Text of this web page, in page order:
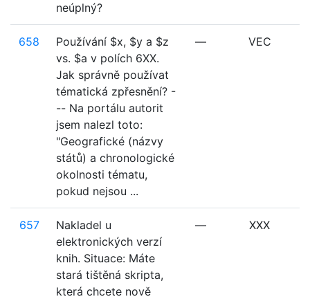
neúplný?
658
Používání $x, $y a $z
vs. $a v polích 6XX.
Jak správně používat
tématická zpřesnění? -
-- Na portálu autorit
jsem nalezl toto:
"Geografické (názvy
států) a chronologické
okolnosti tématu,
pokud nejsou ...
— VEC
657
Nakladel u
elektronických verzí
knih. Situace: Máte
stará tištěná skripta,
která chcete nově
— XXX